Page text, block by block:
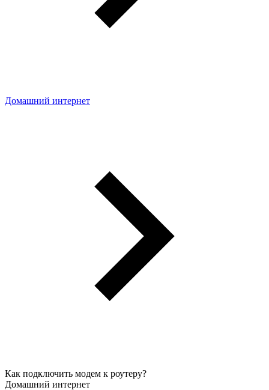
Домашний интернет
Как подключить модем к роутеру?
Домашний интернет